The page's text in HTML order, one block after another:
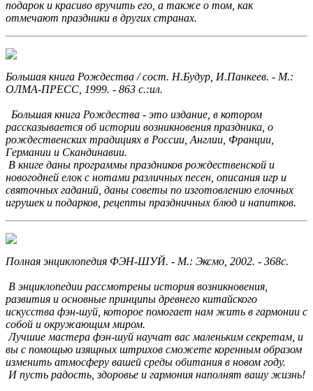
подарок и красиво вручить его, а также о том, как
отмечают праздники в других странах.
Большая книга Рождества / сост. Н.Будур, И.Панкеев. - М.:
ОЛМА-ПРЕСС, 1999. - 863 с.:ил.
Большая книга Рождества - это издание, в котором
рассказывается об истории возникновения праздника, о
рождественских традициях в России, Англии, Франции,
Германии и Скандинавии.
В книге даны программы праздников рождественской и
новогодней елок с нотами различных песен, описания игр и
святочных гаданий, даны советы по изготовлению елочных
игрушек и подарков, рецепты праздничных блюд и напитков.
Полная энциклопедия ФЭН-ШУЙ. - М.: Эксмо, 2002. - 368с.
В энциклопедии рассмотрены история возникновения,
развития и основные принципы древнего китайского
искусства фэн-шуй, которое помогает нам жить в гармонии с
собой и окружающим миром.
Лучшие мастера фэн-шуй научат вас маленьким секретам, и
вы с помощью изящных штрихов сможете коренным образом
изменить атмосферу вашей среды обитания в новом году.
И пусть радость, здоровье и гармония наполнят вашу жизнь!